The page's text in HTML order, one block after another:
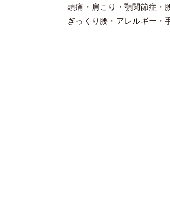
頭痛・肩こり・顎関節症・
ぎっくり腰・アレルギー・